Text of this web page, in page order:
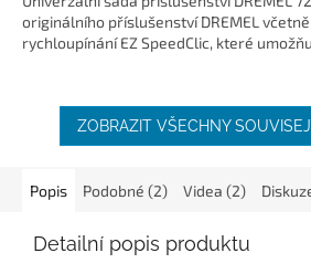
originálního příslušenství DREMEL
rychloupínání EZ SpeedClic, které
ZOBRAZIT VŠECHNY
Popis Podobné (2) Videa (2)
Detailní popis produktu